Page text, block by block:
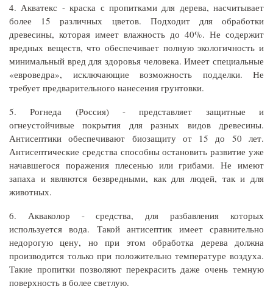
4. Акватекс - краска с пропитками для дерева, насчитывает
более 15 различных цветов. Подходит для обработки
древесины, которая имеет влажность до 40%. Не содержит
вредных веществ, что обеспечивает полную экологичность и
минимальный вред для здоровья человека. Имеет специальные
«евроведра», исключающие возможность подделки. Не
требует предварительного нанесения грунтовки.
5. Рогнеда (Россия) - представляет защитные и
огнеустойчивые покрытия для разных видов древесины.
Антисептики обеспечивают биозащиту от 15 до 50 лет.
Антисептические средства способны остановить развитие уже
начавшегося поражения плесенью или грибами. Не имеют
запаха и являются безвредными, как для людей, так и для
животных.
6. Акваколор - средства, для разбавления которых
используется вода. Такой антисептик имеет сравнительно
недорогую цену, но при этом обработка дерева должна
производится только при положительно температуре воздуха.
Такие пропитки позволяют перекрасить даже очень темную
поверхность в более светлую.